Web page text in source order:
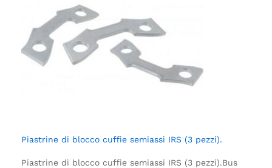
Piastrine di blocco cuffie semiassi IRS (3 pezzi).
Piastrine di blocco cuffie semiassi IRS (3 pezzi).Bus